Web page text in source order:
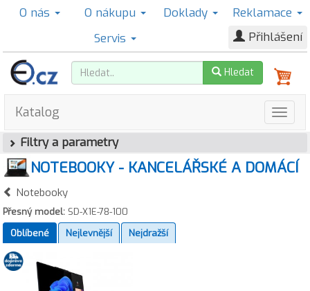
O nás O nákupu Doklady
Reklamace
Servis
Přihlášení
Hledat
Katalog
Filtry a parametry
NOTEBOOKY - KANCELÁŘSKÉ A DOMÁCÍ
Notebooky
Přesný model: SD-X1E-78-100
Oblíbené
Nejlevnější Nejdražší